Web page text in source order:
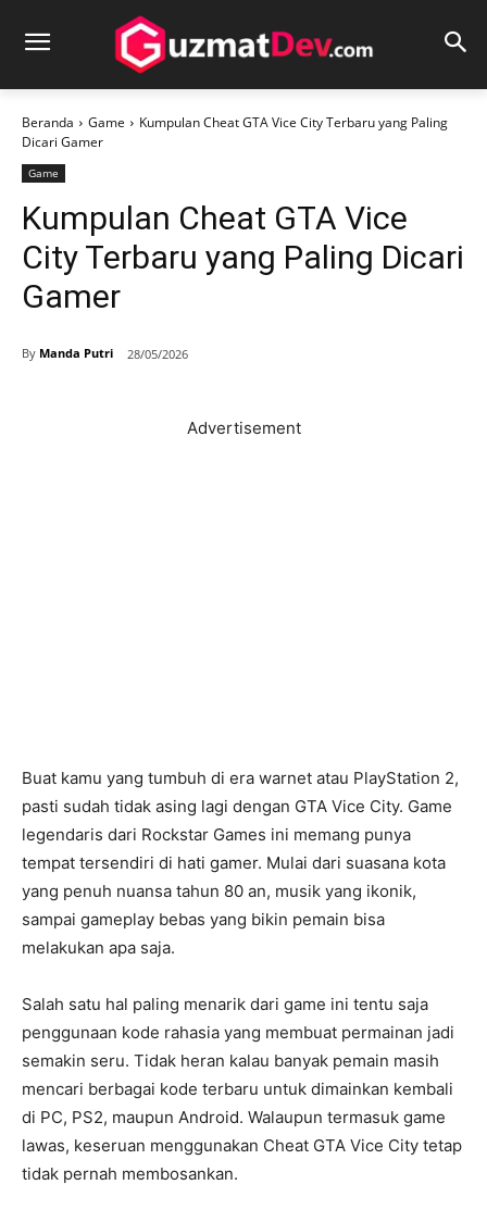
Beranda Game
Kumpulan Cheat GTA Vice City Terbaru yang Paling
Dicari Gamer
Game
Kumpulan Cheat GTA Vice
City Terbaru yang Paling Dicari
Gamer
By Manda Putri 28/05/2026
Advertisement
Buat kamu yang tumbuh di era warnet atau PlayStation 2,
pasti sudah tidak asing lagi dengan GTA Vice City. Game
legendaris dari Rockstar Games ini memang punya
tempat tersendiri di hati gamer. Mulai dari suasana kota
yang penuh nuansa tahun 80 an, musik yang ikonik,
sampai gameplay bebas yang bikin pemain bisa
melakukan apa saja.
Salah satu hal paling menarik dari game ini tentu saja
penggunaan kode rahasia yang membuat permainan jadi
semakin seru. Tidak heran kalau banyak pemain masih
mencari berbagai kode terbaru untuk dimainkan kembali
di PC, PS2, maupun Android. Walaupun termasuk game
lawas, keseruan menggunakan Cheat GTA Vice City tetap
tidak pernah membosankan.